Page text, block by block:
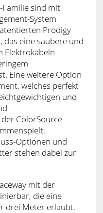
sind mit
System
Prodigy
das eine saubere und
Elektrokabeln
Eine weitere Option
welches perfekt
und
ColorSource
Optionen und
stehen dabei zur
mit der
die eine
drei Meter erlaubt.